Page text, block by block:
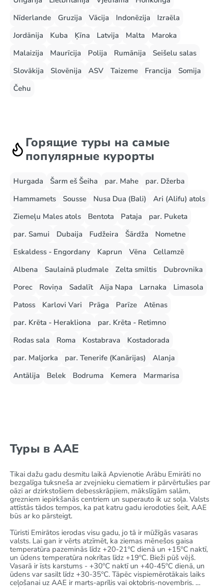
Nīderlande
Gruzija Vācija Indonēzija
Izraēla
Jordānija
Kuba Ķīna Latvija Malta
Maroka
Malaizija
Maurīcija Polija Rumānija
Seišelu salas
Slovākija
Slovēnija ASV Taizeme Francija
Somija
Čehu
Горящие туры на самые
популярные курорты
Hurgada Šarm eš Šeiha par. Mahe
par. Džerba
Hammamets
Sousse Nusa Dua (Bali)
Ari (Alifu) atols
Ziemeļu Males atols
Bentota Pataja
par. Puketa
par. Samui
Dubaija Fudžeira Šārdža
Nometne
Eskaldess - Engordany
Kaprun Vēna
Cellamzē
Albena
Saulainā pludmale Zelta smiltis
Dubrovnika
Porec
Roviņa Sadalīt Aija Napa Larnaka
Limasola
Patoss
Karlovi Vari Prāga Parīze
Atēnas
par. Krēta - Herakliona
par. Krēta - Retimno
Rodas sala
Roma Kostabrava
Kostadorada
par. Maljorka
par. Tenerife (Kanārijas)
Alanja
Antālija
Belek Bodruma Kemera Marmarisa
Туры в AAE
Tikai dažu gadu desmitu laikā Apvienotie Arābu Emirāti no
bezgalīga tuksneša ar zvejnieku ciematiem ir pārvērtušies par
oāzi ar dzirkstošiem debesskrāpjiem, mākslīgām salām,
grezniem iepirkšanās centriem un superauto ik uz soļa. Valsts
attīstās tādos tempos, ka pat katru gadu ierodoties šeit, AAE
būs ar ko pārsteigt.
Tūristi Emirātos ierodas visu gadu, jo tā ir mūžīgās vasaras
valsts. Lai gan ir vērts atzīmēt, ka ziemas mēnešos gaisa
temperatūra pazeminās līdz +20-21ºС dienā un +15ºС naktī,
un ūdens temperatūra nokrītas līdz +19ºС. Bieži pūš vējš.
Vasarā ir īsts karstums - +30ºС naktī un +40-45ºС dienā, un
ūdens var sasilt līdz +30-35ºС. Tāpēc vispiemērotākais laiks
ceļošanai uz AAE ir marts-aprīlis vai oktobris-novembris.